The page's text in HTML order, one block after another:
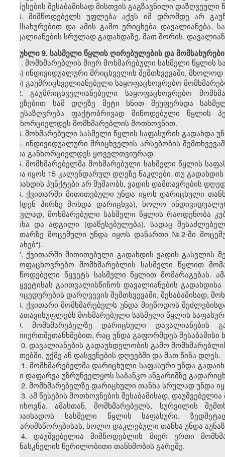
ამ წესების შესაბამისად მისთვის გაგზავნილი
6. მიმწოდებელს უფლება აქვს იმ დრომდე არ
მომსახურებით და ამის გამო ერიცხება დავალიანება,
დავალიანების სრულად გადახდაზე, მათ შორის,
მუხლი 9. სასმელი წყლის ღირებულების და
1. მომხმარებლის მიერ მოხმარებული სასმელი წყლის
ა) ინდივიდუალური მრიცხველის შემთხვევაში,
ბ) გაუმრიცხველიანებელი საყოფაცხოვრებო
2. გაუმრიცხველიანებელი საყოფაცხოვრებო
მიზეზებით სამ დღეზე მეტი ხნით შეუფერხდა
განესაზღვრება ფაქტობრივად მიწოდებული წყლის
განხორციელდეს მომხმარებლის მოთხოვნით.
3. მოხმარებული სასმელი წყლის საფასურის
4. ინდივიდუალური მრიცხველის არსებობის
უნდა განხორციელდეს ყოველთვიურად.
5. მომხმარებელმა მოხმარებული სასმელი წყლის
უნდა იყოს 15 კალენდარულ დღეზე ნაკლები. თუ
გადახდის პუნქტები არ მუშაობს, ვადის დამთავრების
6. ქვითარში მითითებული უნდა იყოს დარიცხული
რამდენ პირზე მოხდა დარიცხვა), ხოლო
ნაცვლად, მოხმარებული სასმელი წყლის რაოდენობა
თანხა და ადგილი (დაწესებულება), სადაც
ქვითარზე მოცემული უნდა იყოს დანართი №2-ში
შესახებ“).
7. ქვითარში მითითებული გადახდის ვადის გასვლის
საყოფაცხოვრებო მომხმარებლის სასმელი წყლით
მიმწოდებელი წყვეტს სასმელი წყლით მომარაგებას.
შეწყვეტისას გაითვალისწინოს დავალიანების
პროცედურების დარღვევის შემთხვევაში, შესაბამისად,
8. ქვითარი მომხმარებელს უნდა მიეწოდოს
არ ათავისუფლებს მოხმარებული სასმელი წყლის
9. მომხმარებელზე დარიცხული დავალიანების
ურთიერთშეთანხმებით, რაც უნდა გაფორმდეს
10. დავალიანების გადაუხდელობის გამო
საათებში, უქმე ან დასვენების დღეებში და მათ წინა დღეს.
11. მომხმარებელმა დარიცხული საფასური უნდა
მისი დაფარვა უზრუნველყოს საბანკო ანგარიშზე
12. მომხმარებელზე დარიცხული თანხა სრულად უნდა
13. ამ წესების მოთხოვნების შესაბამისად,
მოთხოვნა. ამასთან, მომხმარებელს, სურვილის
გადაიხადოს სასმელი წყლის საფასური.
ანგარიშსწორებისას, ხოლო დაკლებული თანხა უნდა
14. დაუშვებელია მიმწოდებლის მიერ ერთი
უკანასკნელის წერილობითი თანხმობის გარეშე.